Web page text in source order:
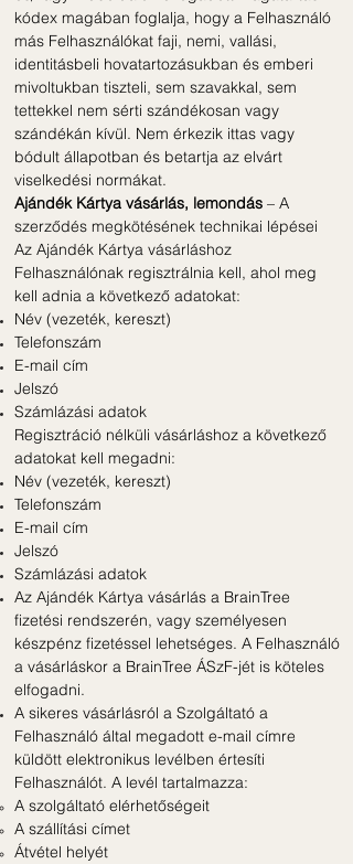
kódex magában foglalja, hogy a Felhasználó
más Felhasználókat faji, nemi, vallási,
identitásbeli hovatartozásukban és emberi
mivoltukban tiszteli, sem szavakkal, sem
tettekkel nem sérti szándékosan vagy
szándékán kívül. Nem érkezik ittas vagy
bódult állapotban és betartja az elvárt
viselkedési normákat.
Ajándék Kártya vásárlás, lemondás – A
szerződés megkötésének technikai lépései
Az Ajándék Kártya vásárláshoz
Felhasználónak regisztrálnia kell, ahol meg
kell adnia a következő adatokat:
Név (vezeték, kereszt)
Telefonszám
E-mail cím
Jelszó
Számlázási adatok
Regisztráció nélküli vásárláshoz a következő
adatokat kell megadni:
Név (vezeték, kereszt)
Telefonszám
E-mail cím
Jelszó
Számlázási adatok
Az Ajándék Kártya vásárlás a BrainTree
fizetési rendszerén, vagy személyesen
készpénz fizetéssel lehetséges. A Felhasználó
a vásárláskor a BrainTree ÁSzF-jét is köteles
elfogadni.
A sikeres vásárlásról a Szolgáltató a
Felhasználó által megadott e-mail címre
küldött elektronikus levélben értesíti
Felhasználót. A levél tartalmazza:
A szolgáltató elérhetőségeit
A szállítási címet
Átvétel helyét